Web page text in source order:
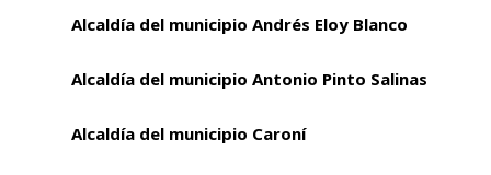
Alcaldía del municipio Andrés Eloy Blanco
Alcaldía del municipio Antonio Pinto Salinas
Alcaldía del municipio Caroní